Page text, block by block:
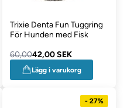
Trixie Denta Fun Tuggring
För Hunden med Fisk
60,0042,00 SEK
Lägg i varukorg
- 27%